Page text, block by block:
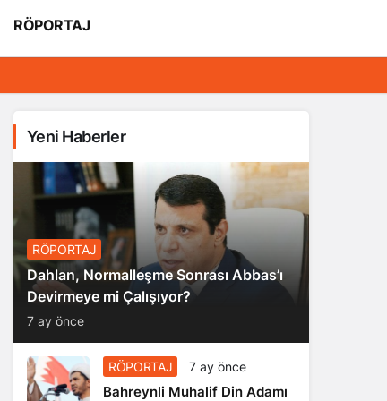
RÖPORTAJ
Yeni Haberler
RÖPORTAJ
Dahlan, Normalleşme Sonrası Abbas’ı
Devirmeye mi Çalışıyor?
7 ay önce
RÖPORTAJ 7 ay önce
Bahreynli Muhalif Din Adamı